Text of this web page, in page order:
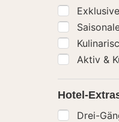
Aktiv &
Hotel-
Drei-